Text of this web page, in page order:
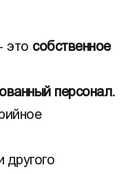
это собственное
персонал.